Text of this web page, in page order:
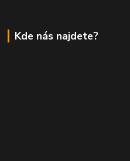
Kde nás najdete?